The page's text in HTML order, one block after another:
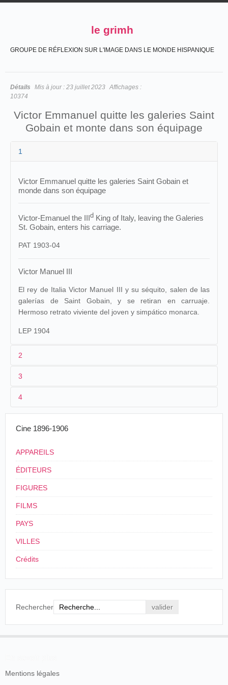
le grimh
GROUPE DE RÉFLEXION SUR L'IMAGE DANS LE MONDE HISPANIQUE
Détails Mis à jour : 23 juillet 2023 Affichages :
10374
Victor Emmanuel quitte les galeries Saint
Gobain et monte dans son équipage
1
Victor Emmanuel quitte les galeries Saint Gobain et
monde dans son équipage
Victor-Emanuel the IIId King of Italy, leaving the Galeries
St. Gobain, enters his carriage.
PAT 1903-04
Victor Manuel III
El rey de Italia Victor Manuel III y su séquito, salen de las
galerías de Saint Gobain, y se retiran en carruaje.
Hermoso retrato viviente del joven y simpático monarca.
LEP 1904
2
1
2
3
≤ 05/1903
20 m/50 ft
4
3
4
Cine 1896-1906
APPAREILS
ÉDITEURS
FIGURES
FILMS
PAYS
VILLES
Crédits
Rechercher
Mentions légales